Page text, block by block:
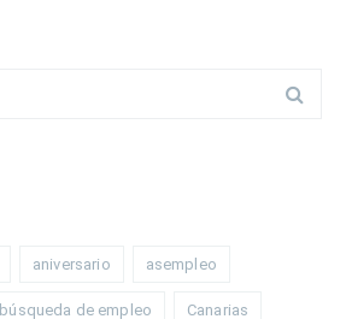
aniversario asempleo
búsqueda de empleo Canarias